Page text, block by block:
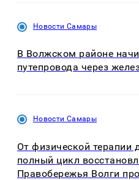
Новости Самары
В Волжском районе
путепровода через
Новости Самары
От физической терапии
полный цикл
Правобережья Волги